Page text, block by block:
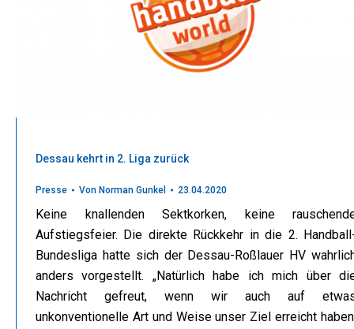
Dessau kehrt in 2. Liga zurück
Presse Von Norman Gunkel 23.04.2020
Keine knallenden Sektkorken, keine
Aufstiegsfeier. Die direkte Rückkehr in die 2.
Bundesliga hatte sich der Dessau-Roßlauer HV
anders vorgestellt. „Natürlich habe ich mich über
Nachricht gefreut, wenn wir auch auf
unkonventionelle Art und Weise unser Ziel erreicht